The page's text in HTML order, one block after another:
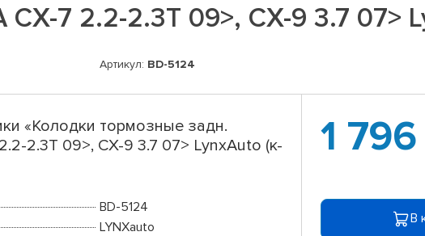
7 2.2-2.3T 09>, CX-9 3.7 07>
Артикул: BD-5124
«Колодки тормозные задн.
2.3T 09>, CX-9 3.7 07> LynxAuto (к-
BD-5124
LYNXauto
1 796
В